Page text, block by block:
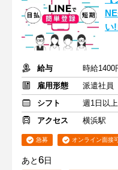
い
給与
時給1400
雇用形態
派遣社員
シフト
週1日以上
アクセス
横浜駅
急募 オンライン面接
あと6日